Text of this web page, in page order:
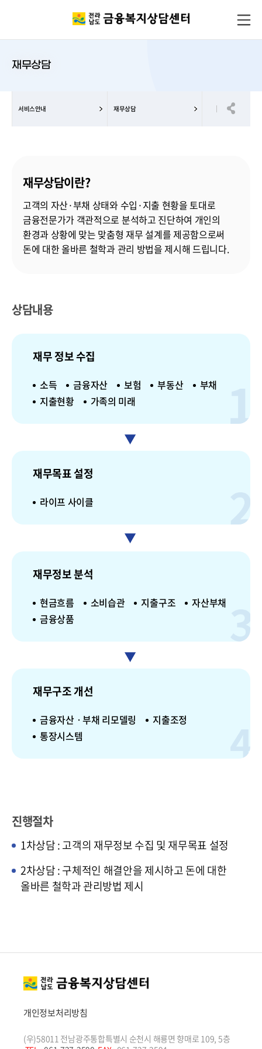
재무상담
서비스안내 재무상담
재무상담이란?
고객의 자산·부채 상태와 수입·지출 현황을 토대로
금융전문가가 객관적으로 분석하고 진단하여 개인의
환경과 상황에 맞는 맞춤형 재무 설계를 제공함으로써
돈에 대한 올바른 철학과 관리 방법을 제시해 드립니다.
상담내용
재무 정보 수집
소득 금융자산 보험 부동산
부채
지출현황
가족의 미래
재무목표 설정
라이프 사이클
재무정보 분석
현금흐름 소비습관 지출구조
자산부채
금융상품
재무구조 개선
금융자산ㆍ부채 리모델링
지출조정
통장시스템
진행절차
1차상담 : 고객의 재무정보 수집 및 재무목표 설정
2차상담 : 구체적인 해결안을 제시하고 돈에 대한
올바른 철학과 관리방법 제시
개인정보처리방침
(우)58011 전남광주통합특별시 순천시 해룡면 향매로 109, 5층